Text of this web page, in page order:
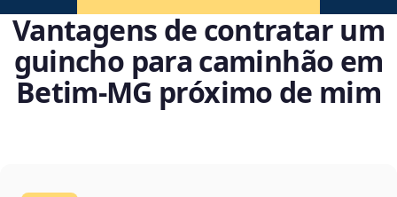
Vantagens de contratar um
guincho para caminhão em
Betim‑MG próximo de mim